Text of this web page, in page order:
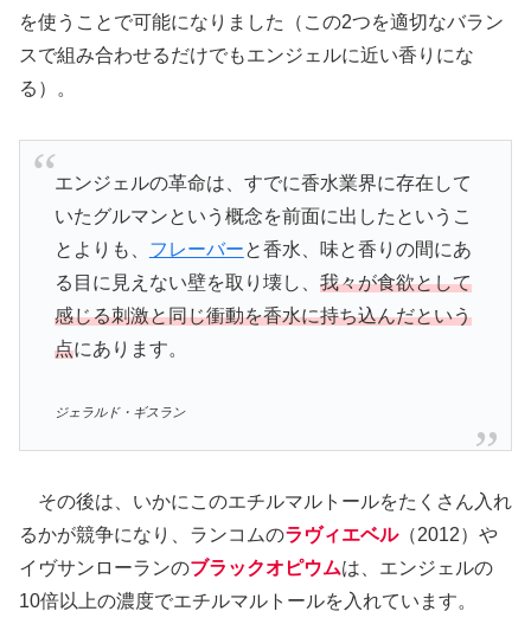
を使うことで可能になりました（この2つを適切なバラン
スで組み合わせるだけでもエンジェルに近い香りにな
る）。
エンジェルの革命は、すでに香水業界に存在して
いたグルマンという概念を前面に出したというこ
とよりも、 フレーバーと香水、味と香りの間にあ
る目に見えない壁を取り壊し、 我々が食欲として
感じる刺激と同じ衝動を香水に持ち込んだという
点にあります。
ジェラルド・ギスラン
その後は、いかにこのエチルマルトールをたくさん入れ
るかが競争になり、ランコムのラヴィエベル（2012）や
イヴサンローランのブラックオピウムは、エンジェルの
10倍以上の濃度でエチルマルトールを入れています。